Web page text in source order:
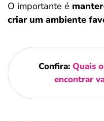
O importante é
criar um ambiente
Confira: Quais
encontrar